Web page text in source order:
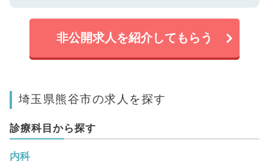
非公開求人を紹介してもらう
埼玉県熊谷市の求人を探す
診療科目から探す
内科